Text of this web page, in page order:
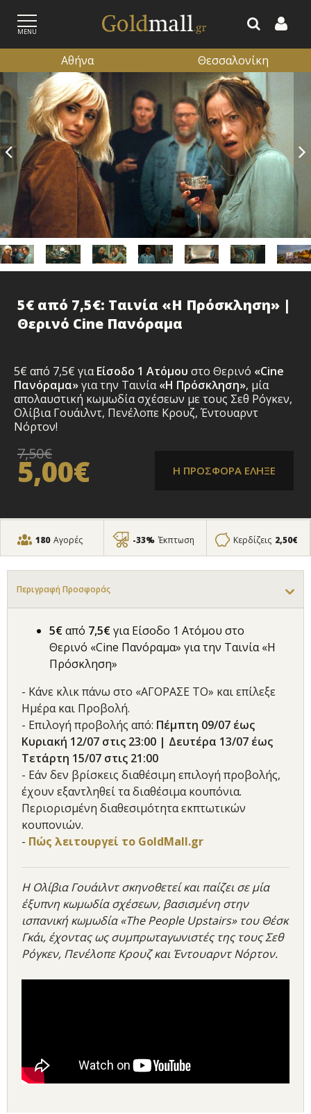
MENU
ΕΓΓΡΑΦΗ ΕΙΣΟΔΟΣ
Αθήνα Θεσσαλονίκη
5€ από 7,5€: Ταινία «Η Πρόσκληση» |
Θερινό Cine Πανόραμα
5€ από 7,5€ γιαΕίσοδο 1 Ατόμου στο Θερινό «Cine
Πανόραμα»για την Ταινία«Η Πρόσκληση», μία
απολαυστική κωμωδία σχέσεων με τους Σεθ Ρόγκεν,
Ολίβια Γουάιλντ, Πενέλοπε Κρουζ, Έντουαρντ
Νόρτον!
7,50€
5,00€ Η ΠΡΟΣΦΟΡΑ ΕΛΗΞΕ
180 Αγορές -33% Έκπτωση Κερδίζεις 2,50€
Περιγραφή Προσφοράς
5€από 7,5€για Είσοδο 1 Ατόμου στο
Θερινό «Cine Πανόραμα» για την Ταινία «Η
Πρόσκληση»
- Κάνε κλικ πάνω στο «ΑΓΟΡΑΣΕ ΤΟ» και επίλεξε
Ημέρα και Προβολή.
- Επιλογή προβολής από: Πέμπτη 09/07 έως
Κυριακή 12/07 στις 23:00 | Δευτέρα 13/07 έως
Τετάρτη 15/07 στις 21:00
- Εάν δεν βρίσκεις διαθέσιμη επιλογή προβολής,
έχουν εξαντληθεί τα διαθέσιμα κουπόνια.
Περιορισμένη διαθεσιμότητα εκπτωτικών
κουπονιών.
- Πώς λειτουργεί το GoldMall.gr
Η Ολίβια Γουάιλντ σκηνοθετεί και παίζει σε μία
έξυπνη κωμωδία σχέσεων, βασισμένη στην
ισπανική κωμωδία «The People Upstairs» του Θέσκ
Γκάι, έχοντας ως συμπρωταγωνιστές της τους Σεθ
Ρόγκεν, Πενέλοπε Κρουζ και Έντουαρντ Νόρτον.